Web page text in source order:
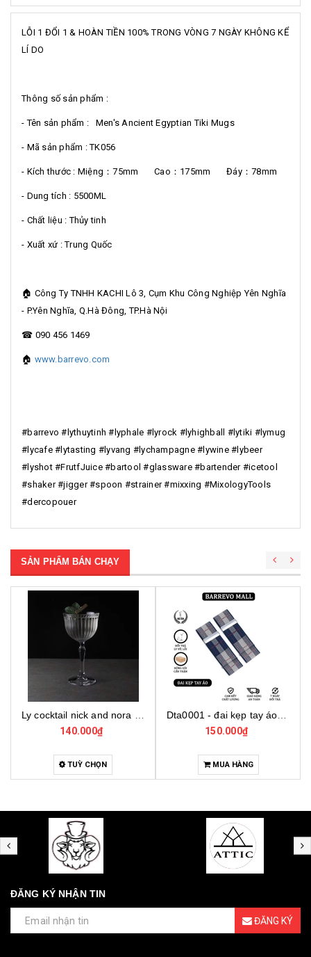
LỖI 1 ĐỔI 1 & HOÀN TIỀN 100% TRONG VÒNG 7 NGÀY KHÔNG KỂ
LÍ DO
Thông số sản phẩm :
- Tên sản phẩm : Men's Ancient Egyptian Tiki Mugs
- Mã sản phẩm : TK056
- Kích thước : Miệng：75mm Cao：175mm Đáy：78mm
- Dung tích : 5500ML
- Chất liệu : Thủy tinh
- Xuất xứ : Trung Quốc
🏠 Công Ty TNHH KACHI Lô 3, Cụm Khu Công Nghiệp Yên Nghĩa
- P.Yên Nghĩa, Q.Hà Đông, TP.Hà Nội
☎ 090 456 1469
🏠 www.barrevo.com
#barrevo #lythuytinh #lyphale #lyrock #lyhighball #lytiki #lymug
#lycafe #lytasting #lyvang #lychampagne #lywine #lybeer
#lyshot #FrutfJuice #bartool #glassware #bartender #icetool
#shaker #jigger #spoon #strainer #mixxing #MixologyTools
#dercopouer
SẢN PHẨM BÁN CHẠY
150.000₫
MUA HÀNG
4.000.000₫
MUA HÀNG
ĐĂNG KÝ NHẬN TIN
ĐĂNG KÝ